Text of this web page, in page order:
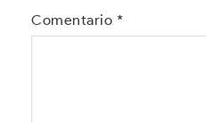
Comentario *